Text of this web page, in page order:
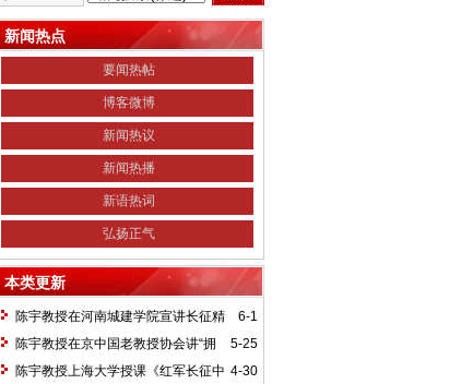
新闻热点
要闻热帖
博客微博
新闻热议
新闻热播
新语热词
弘扬正气
本类更新
6-1
陈宇教授在河南城建学院宣讲长征精
神及红25军长征史
5-25
陈宇教授在京中国老教授协会讲“拥
抱中华新文明”
4-30
陈宇教授上海大学授课《红军长征中